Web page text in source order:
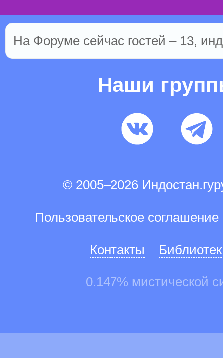
На Форуме сейчас гостей – 13,
Наши
© 2005–2026
Пользовательское соглашение
Контакты
0.147% мистической